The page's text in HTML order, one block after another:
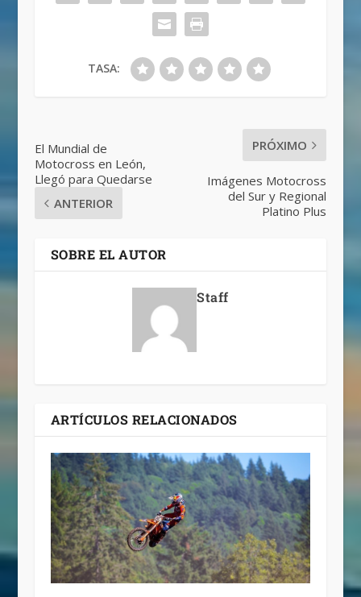
TASA:
El Mundial de
Motocross en León,
Llegó para Quedarse
ANTERIOR
PRÓXIMO
Imágenes Motocross
del Sur y Regional
Platino Plus
SOBRE EL AUTOR
Staff
ARTÍCULOS RELACIONADOS